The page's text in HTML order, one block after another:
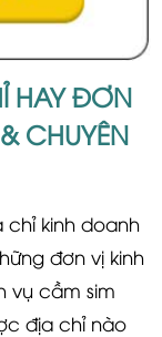
HAY ĐƠN
CHUYÊN
chỉ kinh doanh
đơn vị kinh
vụ cầm sim
địa chỉ nào